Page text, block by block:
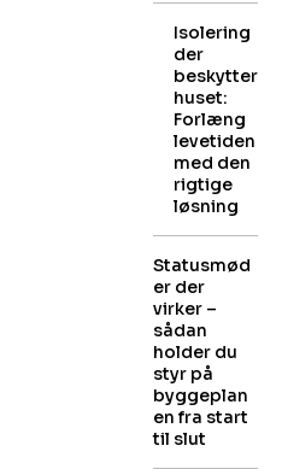
Isolering
der
beskytter
huset:
Forlæng
levetiden
med den
rigtige
løsning
Statusmød
er der
virker –
sådan
holder du
styr på
byggeplan
en fra start
til slut